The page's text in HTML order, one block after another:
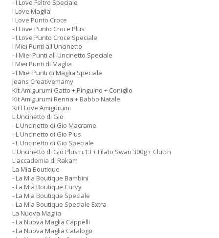
- I Love Feltro Speciale
I Love Maglia
I Love Punto Croce
- I Love Punto Croce Plus
- I Love Punto Croce Speciale
I Miei Punti all Uncinetto
- I Miei Punti all Uncinetto Speciale
I Miei Punti di Maglia
- I Miei Punti di Maglia Speciale
Jeans Creativemamy
Kit Amigurumi Gatto + Pinguino + Coniglio
Kit Amigurumi Renna + Babbo Natale
Kit I Love Amigurumi
L Uncinetto di Gio
- L Uncinetto di Gio Macrame
- L Uncinetto di Gio Plus
- L Uncinetto di Gio Speciale
L'Uncinetto di Gio Plus n.13 + Filato Swan 300g + Clutch
L'accademia di Rakam
La Mia Boutique
- La Mia Boutique Bambini
- La Mia Boutique Curvy
- La Mia Boutique Speciale
- La Mia Boutique Speciale Extra
La Nuova Maglia
- La Nuova Maglia Cappelli
- La Nuova Maglia Catalogo